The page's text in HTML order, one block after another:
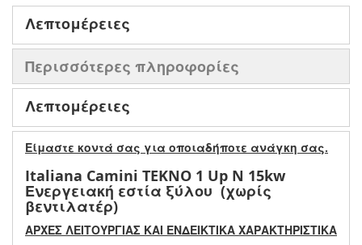
Λεπτομέρειες
Περισσότερες πληροφορίες
Λεπτομέρειες
Είμαστε κοντά σας για οποιαδήποτε ανάγκη σας.
Italiana Camini TEKNO 1 Up N 15kw
Ενεργειακή εστία ξύλου (χωρίς
βεντιλατέρ)
ΑΡΧΕΣ ΛΕΙΤΟΥΡΓΙΑΣ ΚΑΙ ΕΝΔΕΙΚΤΙΚΑ ΧΑΡΑΚΤΗΡΙΣΤΙΚΑ